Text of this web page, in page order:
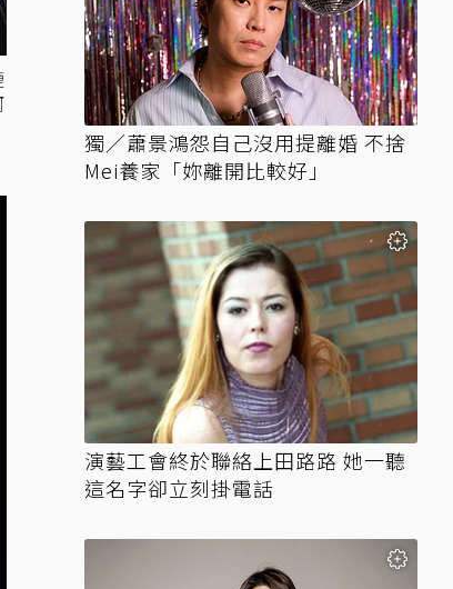
獨／蕭景鴻怨自己沒用提離婚 不捨
Mei養家「妳離開比較好」
演藝工會終於聯絡上田路路 她一聽
這名字卻立刻掛電話